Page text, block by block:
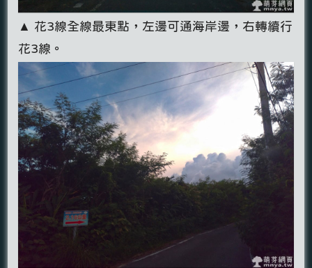
▲ 花3線全線最東點，左邊可通海岸邊，右轉續行
花3線。